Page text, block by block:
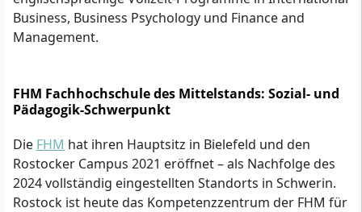
Business, Business Psychology und Finance and
Management.
FHM Fachhochschule des Mittelstands: Sozial- und
Pädagogik-Schwerpunkt
Die FHM hat ihren Hauptsitz in Bielefeld und den
Rostocker Campus 2021 eröffnet – als Nachfolge des
2024 vollständig eingestellten Standorts in Schwerin.
Rostock ist heute das Kompetenzzentrum der FHM für